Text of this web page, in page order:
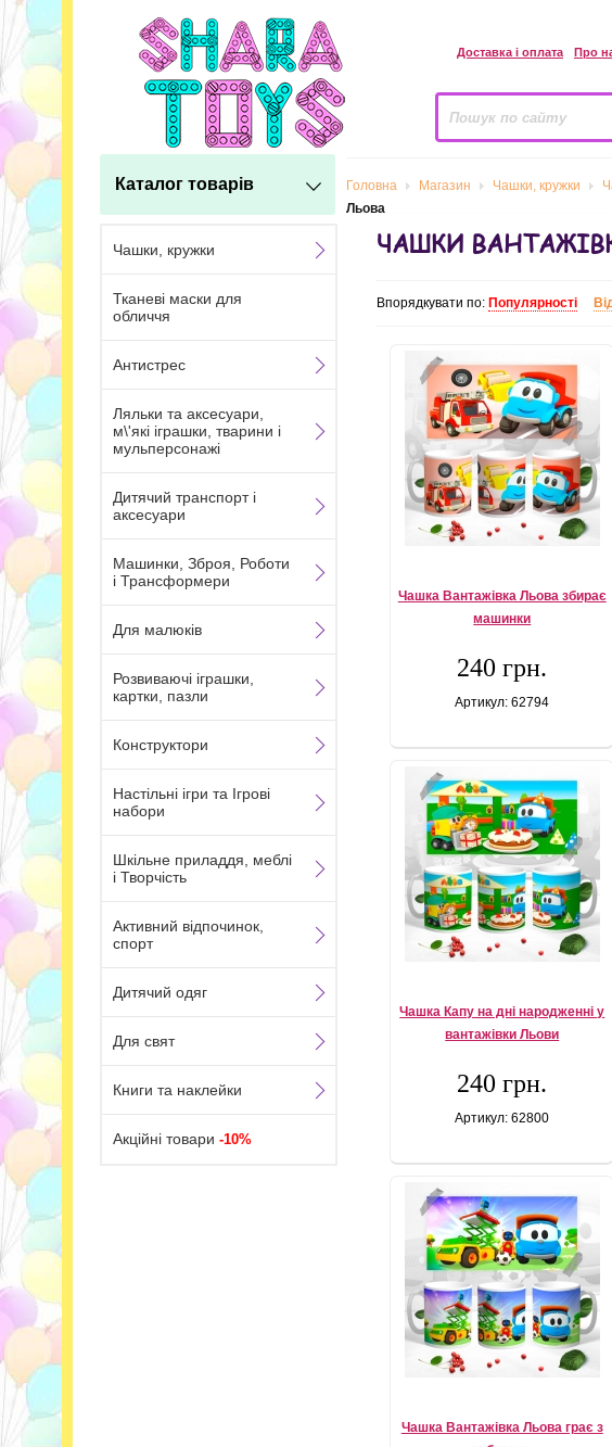
Доставка і оплата Про
Каталог товарів Головна Магазин Чашки, кружки
Льова
ЧАШКИ
Впорядкувати по: Популярності
Чашка Вантажівка Льова збирає
машинки
240 грн.
Артикул: 62794
Чашка Капу на дні народженні у
вантажівки Льови
240 грн.
Артикул: 62800
Чашка Вантажівка Льова грає з
Чашки, кружки
Тканеві маски для
обличчя
Антистрес
Ляльки та аксесуари,
м\'які іграшки, тварини і
мульперсонажі
Дитячий транспорт і
аксесуари
Машинки, Зброя, Роботи
і Трансформери
Для малюків
Розвиваючі іграшки,
картки, пазли
Конструктори
Настільні ігри та Ігрові
набори
Шкільне приладдя, меблі
і Творчість
Активний відпочинок,
спорт
Дитячий одяг
Для свят
Книги та наклейки
Акційні товари -10%